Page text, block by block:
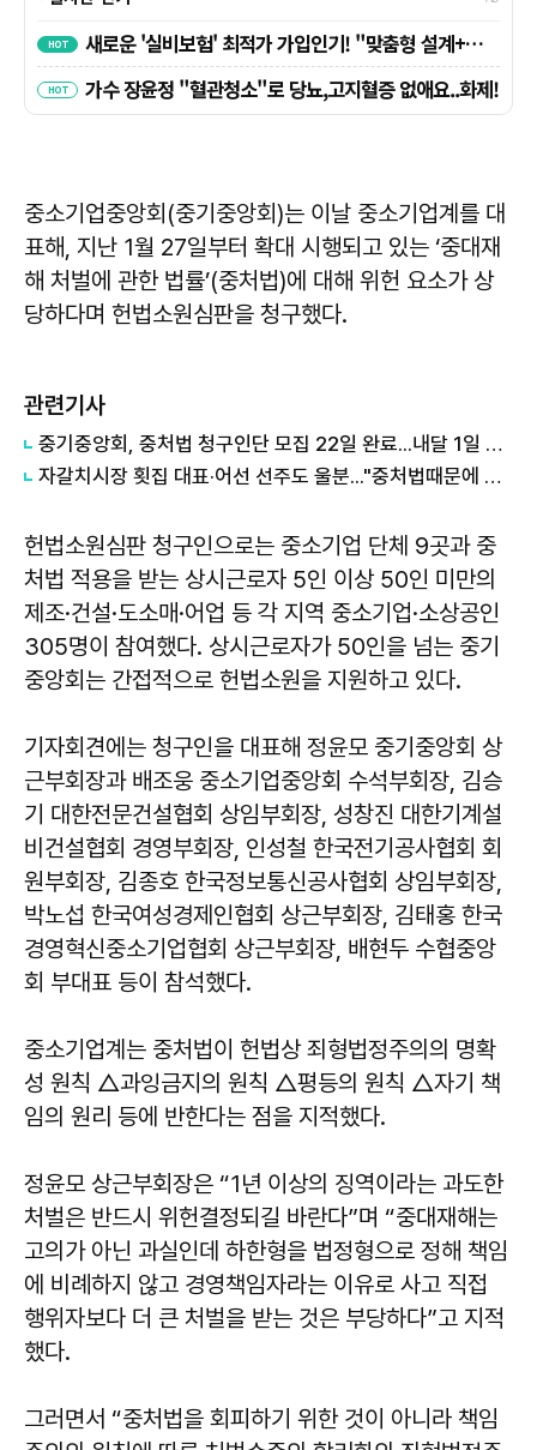
중소기업중앙회(중기중앙회)는 이날 중소기업계를 대
표해, 지난 1월 27일부터 확대 시행되고 있는 ‘중대재
해 처벌에 관한 법률’(중처법)에 대해 위헌 요소가 상
당하다며 헌법소원심판을 청구했다.
관련기사
중기중앙회, 중처법 청구인단 모집 22일 완료...내달 1일 헌법소원심판청구
자갈치시장 횟집 대표·어선 선주도 울분..."중처법때문에 망한다"
헌법소원심판 청구인으로는 중소기업 단체 9곳과 중
처법 적용을 받는 상시근로자 5인 이상 50인 미만의
제조·건설·도소매·어업 등 각 지역 중소기업·소상공인
305명이 참여했다. 상시근로자가 50인을 넘는 중기
중앙회는 간접적으로 헌법소원을 지원하고 있다.
기자회견에는 청구인을 대표해 정윤모 중기중앙회 상
근부회장과 배조웅 중소기업중앙회 수석부회장, 김승
기 대한전문건설협회 상임부회장, 성창진 대한기계설
비건설협회 경영부회장, 인성철 한국전기공사협회 회
원부회장, 김종호 한국정보통신공사협회 상임부회장,
박노섭 한국여성경제인협회 상근부회장, 김태홍 한국
경영혁신중소기업협회 상근부회장, 배현두 수협중앙
회 부대표 등이 참석했다.
중소기업계는 중처법이 헌법상 죄형법정주의의 명확
성 원칙 △과잉금지의 원칙 △평등의 원칙 △자기 책
임의 원리 등에 반한다는 점을 지적했다.
정윤모 상근부회장은 “1년 이상의 징역이라는 과도한
처벌은 반드시 위헌결정되길 바란다”며 “중대재해는
고의가 아닌 과실인데 하한형을 법정형으로 정해 책임
에 비례하지 않고 경영책임자라는 이유로 사고 직접
행위자보다 더 큰 처벌을 받는 것은 부당하다”고 지적
했다.
그러면서 “중처법을 회피하기 위한 것이 아니라 책임